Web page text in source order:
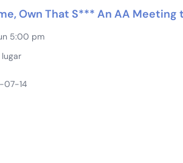
Own That S*** An AA
5:00 pm
07-14